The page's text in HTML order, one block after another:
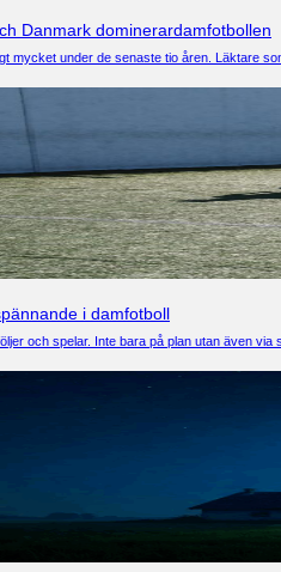
Danmark dominerardamfotbollen
mycket under de senaste tio åren. Läktare
i damfotboll
och spelar. Inte bara på plan utan även